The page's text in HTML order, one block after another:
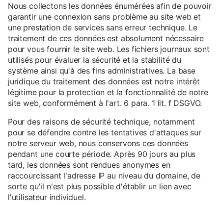
Nous collectons les données énumérées afin de pouvoir
garantir une connexion sans problème au site web et
une prestation de services sans erreur technique. Le
traitement de ces données est absolument nécessaire
pour vous fournir le site web. Les fichiers journaux sont
utilisés pour évaluer la sécurité et la stabilité du
système ainsi qu'à des fins administratives. La base
juridique du traitement des données est notre intérêt
légitime pour la protection et la fonctionnalité de notre
site web, conformément à l'art. 6 para. 1 lit. f DSGVO.
Pour des raisons de sécurité technique, notamment
pour se défendre contre les tentatives d'attaques sur
notre serveur web, nous conservons ces données
pendant une courte période. Après 90 jours au plus
tard, les données sont rendues anonymes en
raccourcissant l'adresse IP au niveau du domaine, de
sorte qu'il n'est plus possible d'établir un lien avec
l'utilisateur individuel.